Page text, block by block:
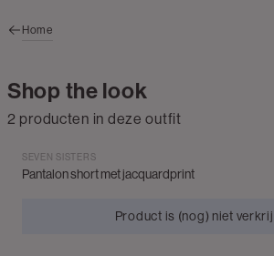
Home
Shop the look
2 producten in deze outfit
SEVEN SISTERS
Pantalon short met jacquardprint
Product is (nog) niet